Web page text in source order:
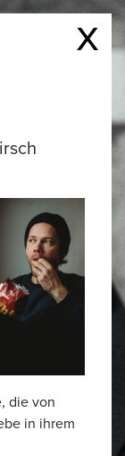
die von
in ihrem